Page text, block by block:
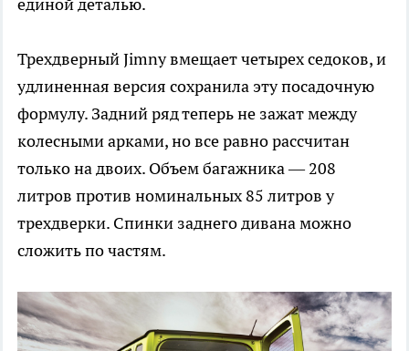
Трехдверный Jimny вмещает четырех седоков, и
удлиненная версия сохранила эту посадочную
формулу. Задний ряд теперь не зажат между
колесными арками, но все равно рассчитан
только на двоих. Объем багажника — 208
литров против номинальных 85 литров у
трехдверки. Спинки заднего дивана можно
сложить по частям.